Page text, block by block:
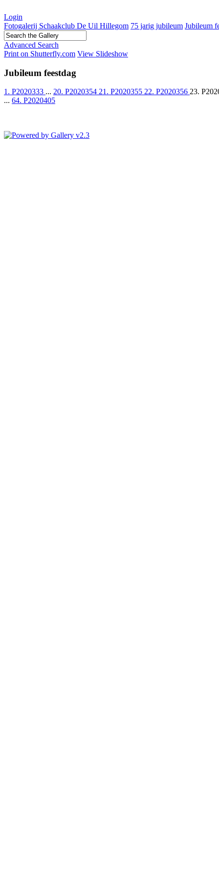
Login
Fotogalerij Schaakclub De Uil Hillegom 75 jarig jubileum Jubileum
Advanced Search
Print on Shutterfly.com View Slideshow
Jubileum feestdag
1. P2020333 ... 20. P2020354 21. P2020355 22. P2020356 23.
... 64. P2020405